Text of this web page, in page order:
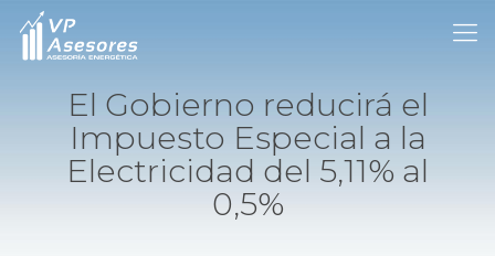
El Gobierno reducirá el
Impuesto Especial a la
Electricidad del 5,11% al
0,5%